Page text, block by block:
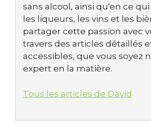
sans alcool, ainsi qu'en ce
les liqueurs, les vins et les
partager cette passion avec
travers des articles détaillés
accessibles, que vous soyez
expert en la matière.
Tous les articles de David